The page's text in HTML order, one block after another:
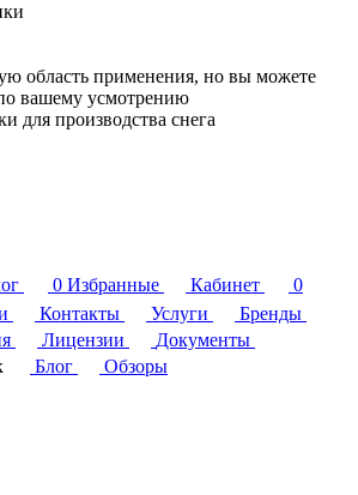
область применения, но вы можете
вашему усмотрению
для производства снега
0 Избранные Кабинет
0
Контакты Услуги
Бренды
Лицензии
Документы
Блог
Обзоры